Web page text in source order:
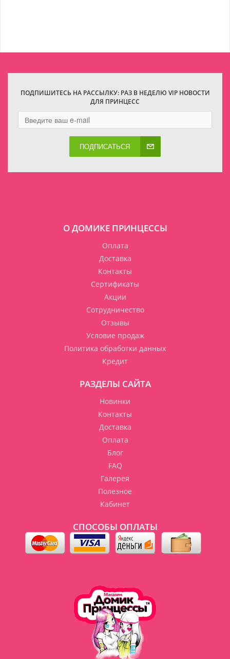
ПОДПИШИТЕСЬ НА РАССЫЛКУ: РАЗ В НЕДЕЛЮ VIP НОВОСТИ
ДЛЯ ПРИНЦЕСС
ПОДПИСАТЬСЯ
О ДОМИКЕ ПРИНЦЕССЫ
Оплата
Доставка
Контакты
Сертификаты
Акции
Сотрудничество
Отзывы
Условие продаж
Политика обработки данных
Кредит
РАЗДЕЛЫ САЙТА
Новинки
Контакты
Доставка
Оплата
Блог
FAQ
Галерея
Полезное
Кабинет
СПОСОБЫ ОПЛАТЫ